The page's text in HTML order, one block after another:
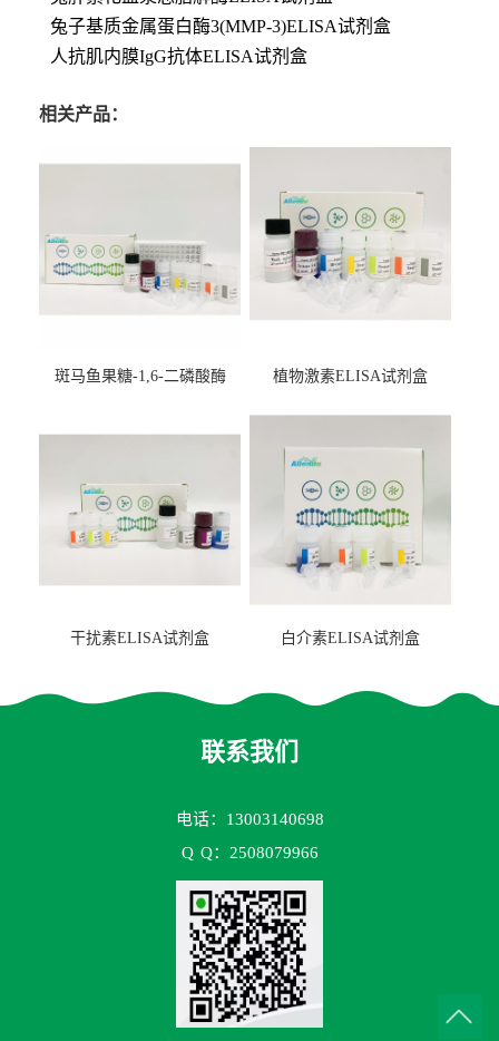
兔子基质金属蛋白酶3(MMP-3)ELISA试剂盒
人抗肌内膜IgG抗体ELISA试剂盒
相关产品：
斑马鱼果糖-1,6-二磷酸酶
盒
植物激素ELISA试剂盒
干扰素ELISA试剂盒 白介素ELISA试剂盒
联系我们
电话：13003140698
Q Q：2508079966